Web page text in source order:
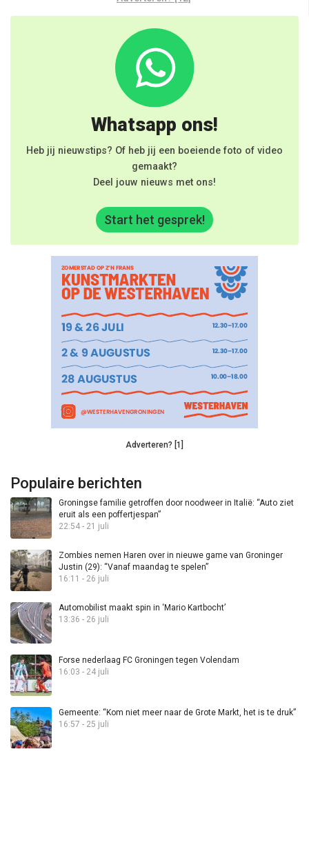
Whatsapp ons!
Heb jij nieuwstips? Of heb jij een boeiende foto of video
gemaakt?
Deel jouw nieuws met ons!
Start het gesprek!
Adverteren? [1]
Populaire berichten
Groningse familie getroffen door noodweer in Italië: “Auto ziet
eruit als een poffertjespan”
22:54 - 21 juli
Zombies nemen Haren over in nieuwe game van Groninger
Justin (29): “Vanaf maandag te spelen”
16:11 - 26 juli
Automobilist maakt spin in ‘Mario Kartbocht’
13:36 - 26 juli
Forse nederlaag FC Groningen tegen Volendam
16:03 - 24 juli
Gemeente: “Kom niet meer naar de Grote Markt, het is te druk”
16:57 - 25 juli